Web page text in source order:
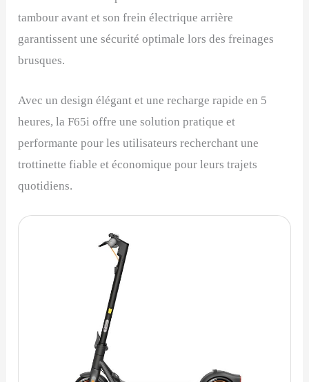
tambour avant et son frein électrique arrière
garantissent une sécurité optimale lors des freinages
brusques.
Avec un design élégant et une recharge rapide en 5
heures, la F65i offre une solution pratique et
performante pour les utilisateurs recherchant une
trottinette fiable et économique pour leurs trajets
quotidiens.